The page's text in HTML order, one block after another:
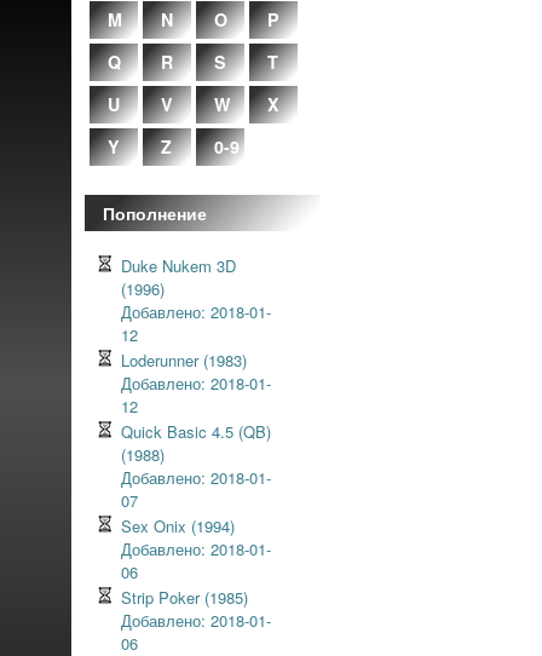
M
N O
P
Q
R S
T
U
V W
X
Y
Z 0-9
Пополнение
Duke Nukem 3D
(1996)
Добавлено: 2018-01-
12
Loderunner (1983)
Добавлено: 2018-01-
12
Quick Basic 4.5 (QB)
(1988)
Добавлено: 2018-01-
07
Sex Onix (1994)
Добавлено: 2018-01-
06
Strip Poker (1985)
Добавлено: 2018-01-
06